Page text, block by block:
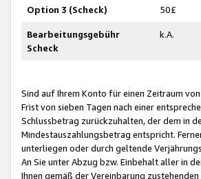
Option 3 (Scheck) 50£
Bearbeitungsgebühr
Scheck
k.A.
Sind auf Ihrem Konto für einen Zeitraum
Frist von sieben Tagen nach einer
Schlussbetrag zurückzuhalten, der dem in
Mindestauszahlungsbetrag entspricht.
unterliegen oder durch geltende
An Sie unter Abzug bzw. Einbehalt aller in
Ihnen gemäß der Vereinbarung